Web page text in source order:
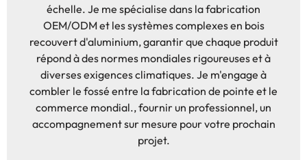
échelle. Je me spécialise dans la fabrication
OEM/ODM et les systèmes complexes en bois
recouvert d'aluminium, garantir que chaque produit
répond à des normes mondiales rigoureuses et à
diverses exigences climatiques. Je m'engage à
combler le fossé entre la fabrication de pointe et le
commerce mondial., fournir un professionnel, un
accompagnement sur mesure pour votre prochain
projet.